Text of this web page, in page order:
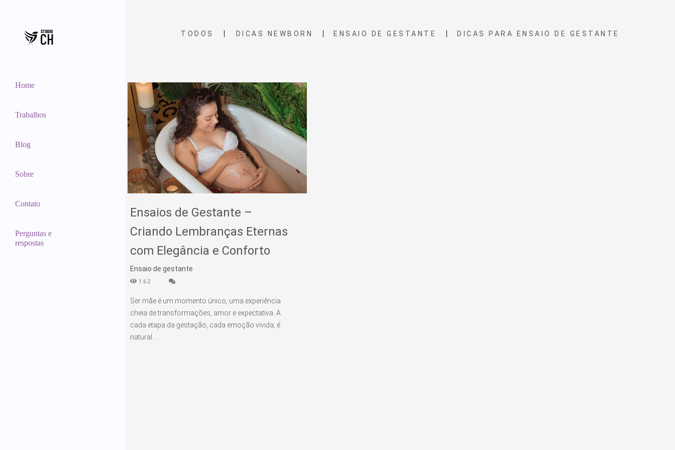
Home
Trabalhos
Blog
Sobre
Contato
Perguntas e
respostas
TODOS DICAS NEWBORN ENSAIO DE GESTANTE DICAS PARA ENSAIO DE GESTANTE
Ensaios de Gestante –
Criando Lembranças Eternas
com Elegância e Conforto
Ensaio de gestante
162
Ser mãe é um momento único, uma experiência
cheia de transformações, amor e expectativa. A
cada etapa da gestação, cada emoção vivida, é
natural...